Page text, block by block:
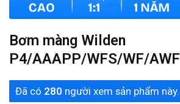
Bơm màng Wilden
P4/AAAPP/WFS/WF/AWF
Đã có 280 người xem sản phẩm này.